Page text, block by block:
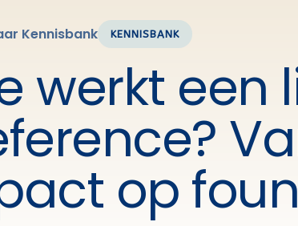
Kennisbank KENNISBANK
werkt
op